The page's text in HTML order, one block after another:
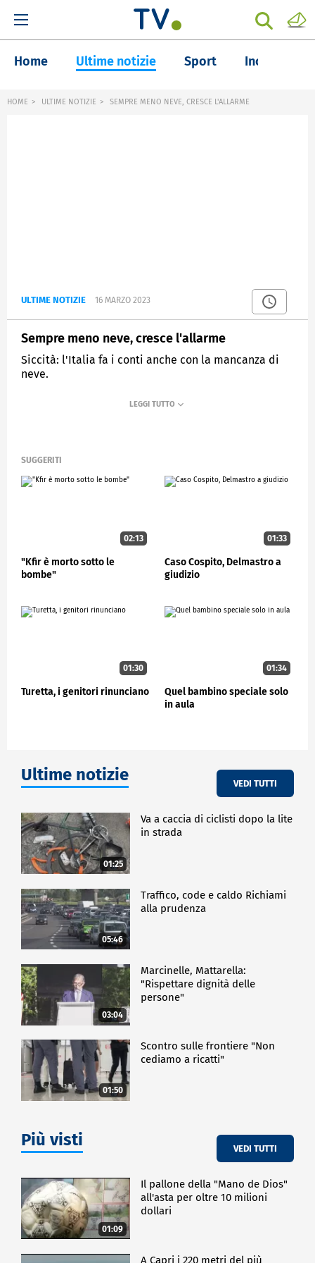
Home Ultime notizie Sport Inchieste
HOME ULTIME NOTIZIE SEMPRE MENO NEVE, CRESCE L'ALLARME
ULTIME NOTIZIE 16 MARZO 2023
Sempre meno neve, cresce l'allarme
Siccità: l'Italia fa i conti anche con la mancanza di
neve.
STUDIOAPERTO
SUGGERITI
02:13
"Kfir è morto sotto le
bombe"
01:33
Caso Cospito, Delmastro a
giudizio
01:30
Turetta, i genitori rinunciano
01:34
Quel bambino speciale solo
in aula
Ultime notizie VEDI TUTTI
01:25
Va a caccia di ciclisti dopo la lite
in strada
05:46
Traffico, code e caldo Richiami
alla prudenza
03:04
Marcinelle, Mattarella:
"Rispettare dignità delle
persone"
01:50
Scontro sulle frontiere "Non
cediamo a ricatti"
Più visti VEDI TUTTI
01:09
Il pallone della "Mano de Dios"
all'asta per oltre 10 milioni
dollari
A Capri i 220 metri del più